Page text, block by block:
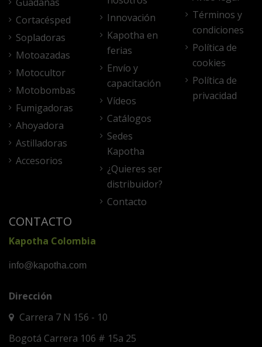
Cortacésped
Sopladoras
Motoazadas
Motocultor
Motobombas
Fumigadoras
Ahoyadora
Astilladoras
Accesorios
Innovación
Kapotha en
ferias
Envío y
capacitación
Vídeos
Catálogos
Sedes
Kapotha
¿Quieres ser
distribuidor?
Contacto
Términos y
condiciones
Política de
cookies
Política de
privacidad
CONTACTO
Kapotha Colombia
info@kapotha.com
Dirección
Carrera 7 N 156 - 10
Bogotá Carrera 106 # 15a 25